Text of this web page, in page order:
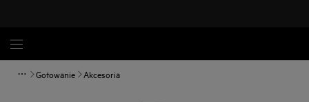
Gotowanie Akcesoria